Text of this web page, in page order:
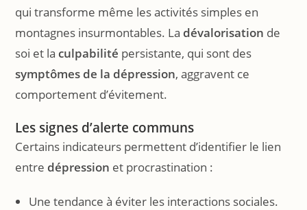
qui transforme même les activités simples en
montagnes insurmontables. La dévalorisation de
soi et laculpabilité persistante, qui sont des
symptômes de la dépression, aggravent ce
comportement d’évitement.
Les signes d’alerte communs
Certains indicateurs permettent d’identifier le lien
entre dépression et procrastination :
Une tendance à éviter les interactions sociales.